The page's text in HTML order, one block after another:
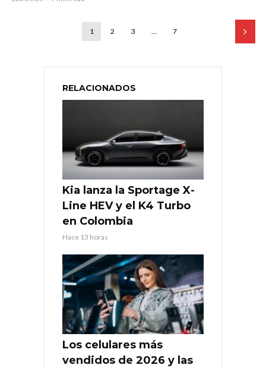
1 2 3 … 7
RELACIONADOS
Kia lanza la Sportage X-
Line HEV y el K4 Turbo
en Colombia
Hace 13 horas
Los celulares más
vendidos de 2026 y las